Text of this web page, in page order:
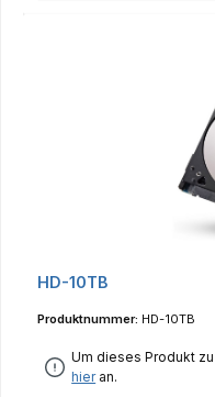
HD-10TB
Produktnummer: HD-10TB
Um dieses Produkt
hieran.